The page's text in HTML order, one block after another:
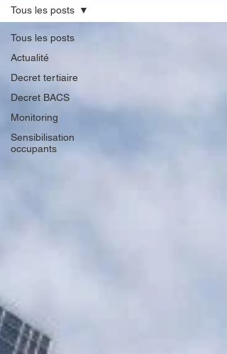
Tous les posts
Actualité
Decret tertiaire
Decret BACS
Monitoring
Sensibilisation
occupants
Tous les posts